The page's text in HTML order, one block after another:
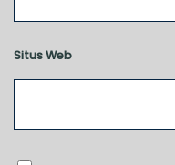
Situs Web